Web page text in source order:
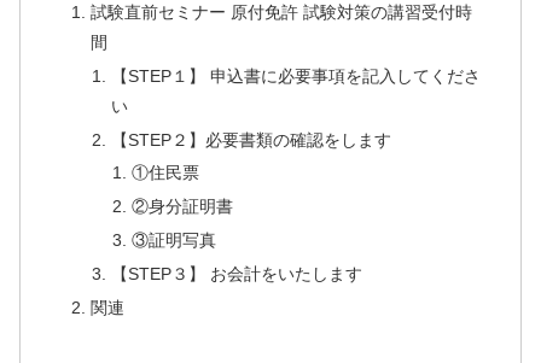
試験直前セミナー 原付免許 試験対策の講習受付時
間
【STEP１】 申込書に必要事項を記入してくださ
い
【STEP２】必要書類の確認をします
①住民票
②身分証明書
③証明写真
【STEP３】 お会計をいたします
関連